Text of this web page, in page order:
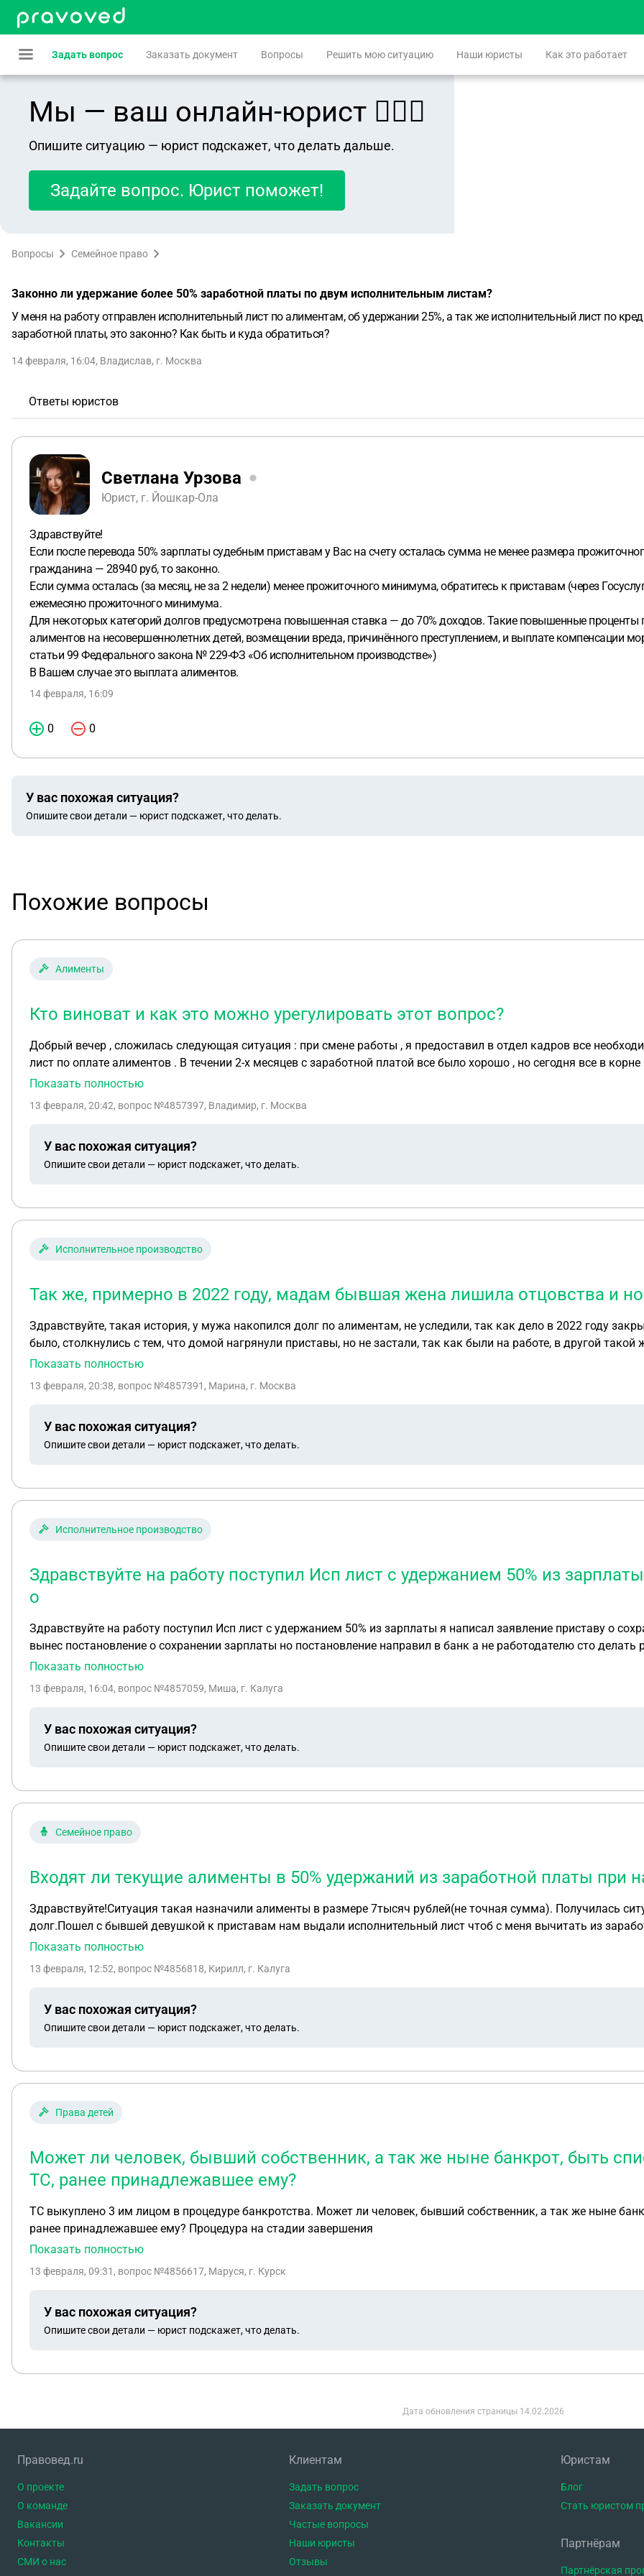
Задать вопрос Заказать документ Вопросы Решить мою ситуацию Наши юристы Как это работает
Мы — ваш онлайн-юрист 👨🏻‍⚖️
Опишите ситуацию — юрист подскажет, что делать дальше.
Задайте вопрос. Юрист поможет!
Вопросы Семейное право
Законно ли удержание более 50% заработной платы по двум исполнительным листам?
У меня на работу отправлен исполнительный лист по алиментам, об удержании 25%, а так же исполнительный лист по
заработной платы, это законно? Как быть и куда обратиться?
14 февраля, 16:04, Владислав, г. Москва
Ответы юристов
Светлана Урзова
Юрист, г. Йошкар-Ола
Здравствуйте!
Если после перевода 50% зарплаты судебным приставам у Вас на счету осталась сумма не менее размера
гражданина — 28940 руб, то законно.
Если сумма осталась (за месяц, не за 2 недели) менее прожиточного минимума, обратитесь к приставам (через
ежемесяно прожиточного минимума.
Для некоторых категорий долгов предусмотрена повышенная ставка — до 70% доходов. Такие повышенные проценты
алиментов на несовершеннолетних детей, возмещении вреда, причинённого преступлением, и выплате компенсации
статьи 99 Федерального закона № 229-ФЗ «Об исполнительном производстве»)
В Вашем случае это выплата алиментов.
14 февраля, 16:09
0 0
У вас похожая ситуация?
Опишите свои детали — юрист подскажет, что делать.
Похожие вопросы
Алименты
Кто виноват и как это можно урегулировать этот вопрос?
Добрый вечер , сложилась следующая ситуация : при смене работы , я предоставил в отдел кадров все
лист по оплате алиментов . В течении 2-х месяцев с заработной платой все было хорошо , но сегодня все в
что то напутала и образовался долг за эти два месяца, ситуация очень не приятная . Кто виноват и как это
Показать полностью
13 февраля, 20:42, вопрос №4857397, Владимир, г. Москва
У вас похожая ситуация?
Опишите свои детали — юрист подскажет, что делать.
Исполнительное производство
Так же, примерно в 2022 году, мадам бывшая жена лишила отцовства и
Здравствуйте, такая история, у мужа накопился долг по алиментам, не уследили, так как дело в 2022 году
было, столкнулись с тем, что домой нагрянули приставы, но не застали, так как были на работе, в другой такой
сообщением явится день в день в учреждение ФССП, чего конечно же не вышло и по сути приставы не могут
февраля, все остаётся таким же чистым, на днях по рассказам соседей снова приезжал пристав, но не на
реквизитам, но их нет.. Так же, примерно в 2022 году, мадам бывшая жена лишила отцовства и новый муж усыновил ребёнка. Подскажите пожалуйста, что это
за ерунда и как ее решать, именно на встречу с приставами идти не желательно, проходили, знаем чем
Показать полностью
13 февраля, 20:38, вопрос №4857391, Марина, г. Москва
У вас похожая ситуация?
Опишите свои детали — юрист подскажет, что делать.
Исполнительное производство
Здравствуйте на работу поступил Исп лист с удержанием 50% из
о
Здравствуйте на работу поступил Исп лист с удержанием 50% из зарплаты я написал заявление приставу о сохранении прожиточного минимума он одобрил и
вынес постановление о сохранении зарплаты но постановление направил в банк а не работодателю сто делать
прожиточный минимум
Показать полностью
13 февраля, 16:04, вопрос №4857059, Миша, г. Калуга
У вас похожая ситуация?
Опишите свои детали — юрист подскажет, что делать.
Семейное право
Входят ли текущие алименты в 50% удержаний из заработной платы при
Здравствуйте!Ситуация такая назначили алименты в размере 7тысяч рублей(не точная сумма). Получилась
долг.Пошел с бывшей девушкой к приставам нам выдали исполнительный лист чтоб с меня вычитать из
эти 50% алименты которые я должен платить каждый месяц тоесть 7тысяч рублей.
Показать полностью
13 февраля, 12:52, вопрос №4856818, Кирилл, г. Калуга
У вас похожая ситуация?
Опишите свои детали — юрист подскажет, что делать.
Права детей
Может ли человек, бывший собственник, а так же ныне банкрот, быть
ТС, ранее принадлежавшее ему?
ТС выкуплено 3 им лицом в процедуре банкротства. Может ли человек, бывший собственник, а так же ныне
ранее принадлежавшее ему? Процедура на стадии завершения
Показать полностью
13 февраля, 09:31 , вопрос №4856617, Маруся, г. Курск
У вас похожая ситуация?
Опишите свои детали — юрист подскажет, что делать.
Дата обновления страницы 14.02.2026
Правовед.ru
О проекте
О команде
Вакансии
Контакты
СМИ о нас
Клиентам
Задать вопрос
Заказать документ
Частые вопросы
Наши юристы
Отзывы
Юристам
Блог
Стать юристом
Партнёрам
Партнёрская